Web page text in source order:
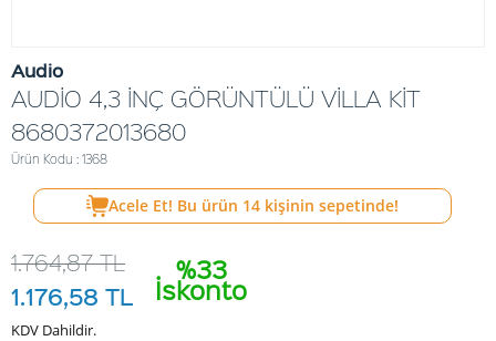
Audio
AUDİO 4,3 İNÇ GÖRÜNTÜLÜ VİLLA KİT
8680372013680
Ürün Kodu : 1368
Acele Et! Bu ürün 14 kişinin sepetinde!
%33
İskonto
1.764,87TL
1.176,58 TL
KDV Dahildir.